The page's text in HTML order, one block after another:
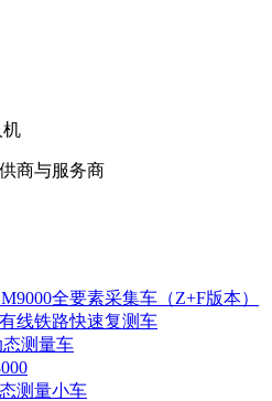
商与服务商
全要素采集车（Z+F版本）
线铁路快速复测车
测量车
测量小车